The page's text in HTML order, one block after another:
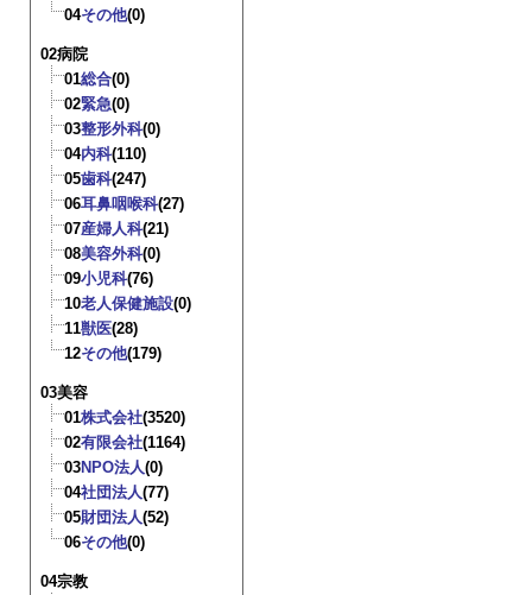
04その他(0)
02病院
01総合(0)
02緊急(0)
03整形外科(0)
04内科(110)
05歯科(247)
06耳鼻咽喉科(27)
07産婦人科(21)
08美容外科(0)
09小児科(76)
10老人保健施設(0)
11獣医(28)
12その他(179)
03美容
01株式会社(3520)
02有限会社(1164)
03NPO法人(0)
04社団法人(77)
05財団法人(52)
06その他(0)
04宗教